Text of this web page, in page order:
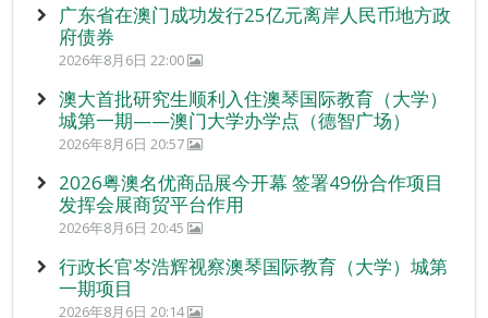
广东省在澳门成功发行25亿元离岸人民币地方政
府债券
2026年8月6日 22:00
澳大首批研究生顺利入住澳琴国际教育（大学）
城第一期——澳门大学办学点（德智广场）
2026年8月6日 20:57
2026粤澳名优商品展今开幕 签署49份合作项目
发挥会展商贸平台作用
2026年8月6日 20:45
行政长官岑浩辉视察澳琴国际教育（大学）城第
一期项目
2026年8月6日 20:14